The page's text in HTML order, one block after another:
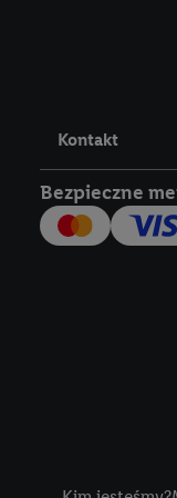
Kontakt
Bezpieczne